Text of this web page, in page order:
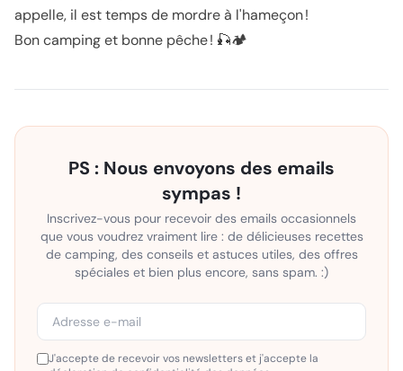
appelle, il est temps de mordre à l'hameçon !
Bon camping et bonne pêche ! 🎣🏕️
PS : Nous envoyons des emails
sympas !
Inscrivez-vous pour recevoir des emails occasionnels
que vous voudrez vraiment lire : de délicieuses recettes
de camping, des conseils et astuces utiles, des offres
spéciales et bien plus encore, sans spam. :)
J'accepte de recevoir vos newsletters et j'accepte la